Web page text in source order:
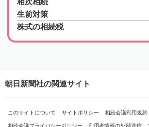
生前対策
株式の相続税
朝日新聞社の関連サイト
このサイトについて サイトポリシー 相続会議利用規約
相続会議プライバシーポリシー 利用者情報の外部送信